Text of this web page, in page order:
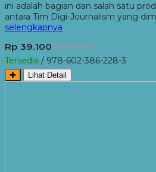
ini adalah bagian dan salah satu
antara Tim Digi-Journalism yang
selengkapnya
Rp 39.100 Rp 46.000
Tersedia / 978-602-386-228-3
✚ Lihat Detail